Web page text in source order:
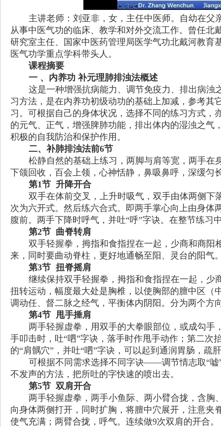
主讲老师：刘亚非，女，主任中医师。自幼在
从事中医气功的临床、教学和对外交流工作。曾任
研究室主任、国家中医药管理局医学气功北戴河教
医气功学重点学科带头人。
课程摘要
一 、内养功 补元理肺排浊法概述
这是一种增强抗病能力、调节免疫力、排出病
习方法，是在内养功初级动功的基础上加减，参考其
习。可根据自己的身体状况，选择不同的练习方式
的元气、正气，增强脾肺功能，排出体内的湿浊之
积极的自我防治和保护作用。
二、补肺排浊法前6节
松静自然的基础上练习，两脚与肩等宽，两手
下颌回收，百会上领，心神恬静，鼻吸鼻呼，深缓匀
第1节 升降开合
双手在体前交叉，上升时吸气，双手由体两侧下
次为六开式。然后练六合式。即两手掌心向上由身
腹前。两手下降时呼气，并吐“呼”字诀。在整节练习
第2节 曲脊转肩
双手轻握拳，拇指和食指捏在一起，少商和商
来，同时要曲动脊柱，更好地通畅至阳、灵台的阳气
第3节 扭脊摇肩
继续保持双手轻握拳，拇指和食指捏在一起，
扭转运动，幅度最大处是胸椎，以使胸部的膻中区
调动任、督二脉之经气，平衡体内阴阳。分为两个方
第4节 甩手捶肩
两手轻握虚拳，用双手的大拳眼部位，或成勾手
手叩击时，吐“呬”字诀，落手时作甩手动作；第二次
的“肩髃穴” ，并吐“呬”字诀，可以起到通润胃肠，疏
可根据不同需求选择不同字诀——调节情志取“嘘
不发声的方法，把所吐的字快速的喷出去。
第5节 双肩开合
两手轻握虚拳，两手小鱼际、两小臂合拢，含
向身体两侧打开，同时扩胸，将膻中穴展开，注意
使气充满；两臂合拢，呼气。连续做9次双肩的开合。